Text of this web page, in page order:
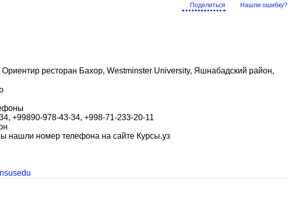
Поделиться Нашли ошибку?
Ориентир ресторан Бахор, Westminster University, Яшнабадский район,
+99890-978-43-34, +998-71-233-20-11
нашли номер телефона на сайте Курсы.уз